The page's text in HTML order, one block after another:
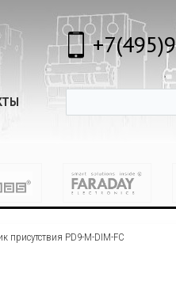
присутствия PD9-M-DIM-FC